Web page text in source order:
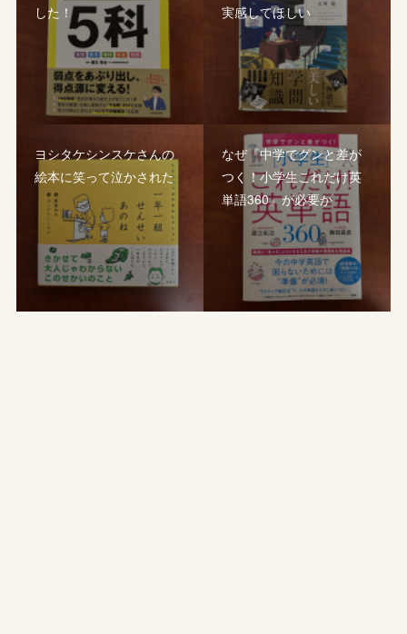
した！
実感してほしい
ヨシタケシンスケさんの
絵本に笑って泣かされた
なぜ『中学でグンと差が
つく！小学生これだけ英
単語360』が必要か